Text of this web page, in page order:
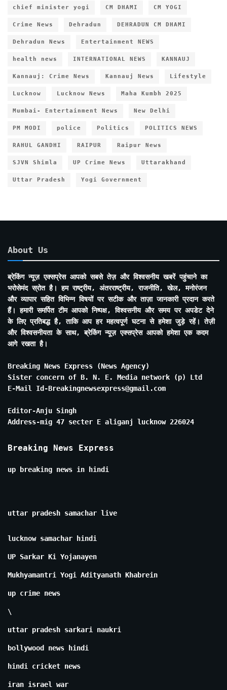
chief minister yogi CM DHAMI CM YOGI
Crime News Dehradun DEHRADUN CM DHAMI
Dehradun News Entertainment NEWS
health news INTERNATIONAL NEWS KANNAUJ
Kannauj: Crime News Kannauj News Lifestyle
Lucknow Lucknow News Maha Kumbh 2025
Mumbai- Entertainment News New Delhi
PM MODI police Politics POLITICS NEWS
RAHUL GANDHI RAIPUR Raipur News
SJVN Shimla UP Crime News Uttarakhand
Uttar Pradesh Yogi Government
About Us
ब्रेकिंग न्यूज़ एक्सप्रेस आपको सबसे तेज़ और विश्वसनीय खबरें पहुंचाने का
भरोसेमंद स्रोत है। हम राष्ट्रीय, अंतरराष्ट्रीय, राजनीति, खेल, मनोरंजन
और व्यापार सहित विभिन्न विषयों पर सटीक और ताज़ा जानकारी प्रदान करते
हैं। हमारी समर्पित टीम आपको निष्पक्ष, विश्वसनीय और समय पर अपडेट देने
के लिए प्रतिबद्ध है, ताकि आप हर महत्वपूर्ण घटना से हमेशा जुड़े रहें। तेज़ी
और विश्वसनीयता के साथ, ब्रेकिंग न्यूज़ एक्सप्रेस आपको हमेशा एक कदम
आगे रखता है।
Breaking News Express (News Agency)
Sister concern of B. N. E. Media network (p) Ltd
E-Mail Id-Breakingnewsexpress@gmail.com
Editor-Anju Singh
Address-mig 47 secter E aliganj lucknow 226024
Breaking News Express
up breaking news in hindi
uttar pradesh samachar live
lucknow samachar hindi
UP Sarkar Ki Yojanayen
Mukhyamantri Yogi Adityanath Khabrein
up crime news
\
uttar pradesh sarkari naukri
bollywood news hindi
hindi cricket news
iran israel war